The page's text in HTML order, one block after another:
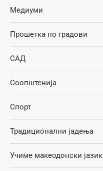
Медиуми
Прошетка по градови
САД
Соопштенија
Спорт
Традиционални јадења
Учиме макеодонски јазик